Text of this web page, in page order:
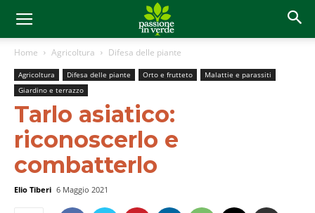
Home Agricoltura Difesa delle piante
Agricoltura Difesa delle piante Orto e frutteto
Malattie e parassiti
Giardino e terrazzo
Tarlo asiatico:
riconoscerlo e
combatterlo
Elio Tiberi 6 Maggio 2021